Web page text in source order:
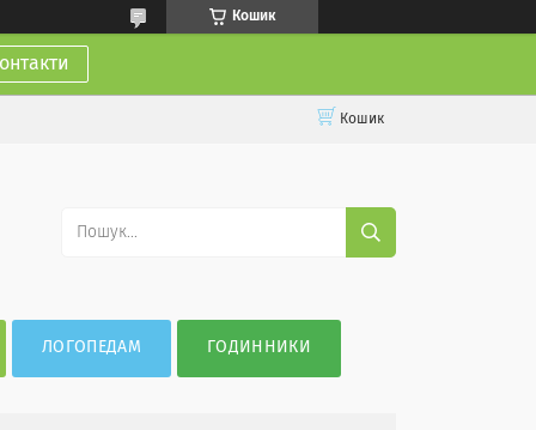
Кошик
Кошик
ЛОГОПЕДАМ ГОДИННИКИ